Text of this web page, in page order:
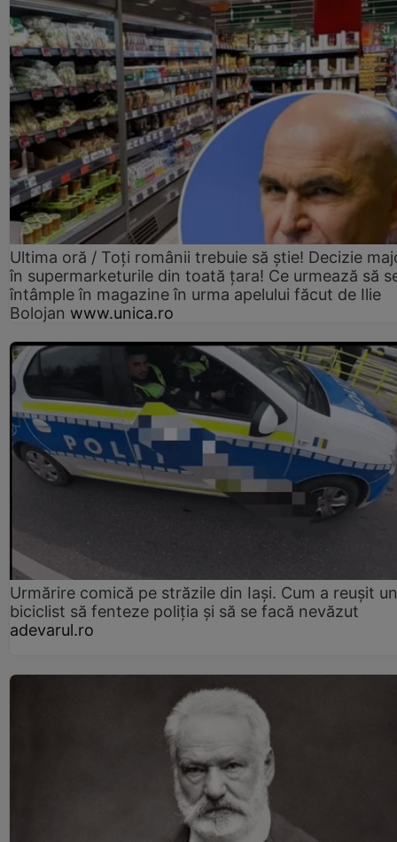
Ultima oră / Toți românii trebuie să știe! Decizie
în supermarketurile din toată țara! Ce urmează să
întâmple în magazine în urma apelului făcut de Ilie
Bolojan www.unica.ro
Urmărire comică pe străzile din Iași. Cum a reușit un
biciclist să fenteze poliția și să se facă nevăzut
adevarul.ro